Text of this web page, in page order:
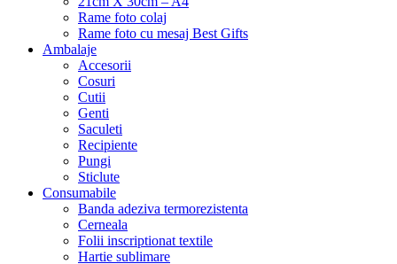
Rame foto colaj
Rame foto cu mesaj Best Gifts
Ambalaje
Accesorii
Cosuri
Cutii
Genti
Saculeti
Recipiente
Pungi
Sticlute
Consumabile
Banda adeziva termorezistenta
Cerneala
Folii inscriptionat textile
Hartie sublimare